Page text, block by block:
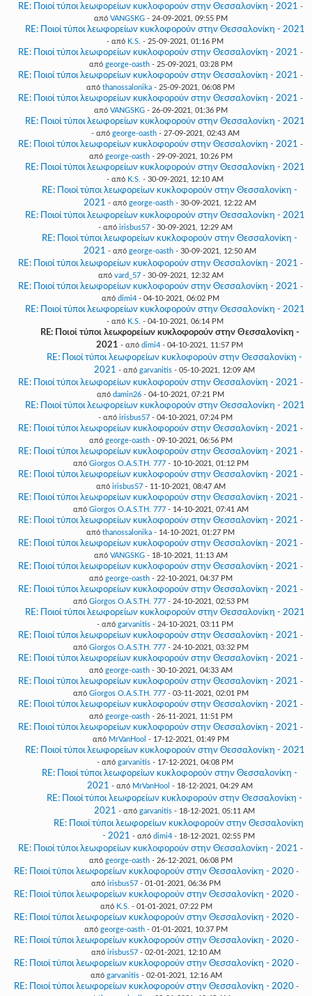
RE: Ποιοί τύποι λεωφορείων κυκλοφορούν στην Θεσσαλονίκη - 2021 -
από VANGSKG- 24-09-2021, 09:55 PM
RE: Ποιοί τύποι λεωφορείων κυκλοφορούν στην Θεσσαλονίκη - 2021
- από K.S. - 25-09-2021, 01:16 PM
RE: Ποιοί τύποι λεωφορείων κυκλοφορούν στην Θεσσαλονίκη - 2021 -
από george-oasth- 25-09-2021, 03:28 PM
RE: Ποιοί τύποι λεωφορείων κυκλοφορούν στην Θεσσαλονίκη - 2021 -
από thanossalonika - 25-09-2021, 06:08 PM
RE: Ποιοί τύποι λεωφορείων κυκλοφορούν στην Θεσσαλονίκη - 2021 -
από VANGSKG- 26-09-2021, 01:36 PM
RE: Ποιοί τύποι λεωφορείων κυκλοφορούν στην Θεσσαλονίκη - 2021
- από george-oasth- 27-09-2021, 02:43 AM
RE: Ποιοί τύποι λεωφορείων κυκλοφορούν στην Θεσσαλονίκη - 2021 -
από george-oasth- 29-09-2021, 10:26 PM
RE: Ποιοί τύποι λεωφορείων κυκλοφορούν στην Θεσσαλονίκη - 2021
- από K.S. - 30-09-2021, 12:10 AM
RE: Ποιοί τύποι λεωφορείων κυκλοφορούν στην Θεσσαλονίκη -
2021 - από george-oasth- 30-09-2021, 12:22 AM
RE: Ποιοί τύποι λεωφορείων κυκλοφορούν στην Θεσσαλονίκη - 2021
- από irisbus57- 30-09-2021, 12:29 AM
RE: Ποιοί τύποι λεωφορείων κυκλοφορούν στην Θεσσαλονίκη -
2021 - από george-oasth- 30-09-2021, 12:50 AM
RE: Ποιοί τύποι λεωφορείων κυκλοφορούν στην Θεσσαλονίκη - 2021 -
από vard_57- 30-09-2021, 12:32 AM
RE: Ποιοί τύποι λεωφορείων κυκλοφορούν στην Θεσσαλονίκη - 2021 -
από dimi4 - 04-10-2021, 06:02 PM
RE: Ποιοί τύποι λεωφορείων κυκλοφορούν στην Θεσσαλονίκη - 2021
- από K.S. - 04-10-2021, 06:14 PM
RE: Ποιοί τύποι λεωφορείων κυκλοφορούν στην Θεσσαλονίκη -
2021 - από dimi4 - 04-10-2021, 11:57 PM
RE: Ποιοί τύποι λεωφορείων κυκλοφορούν στην Θεσσαλονίκη -
2021 - από garvanitis- 05-10-2021, 12:09 AM
RE: Ποιοί τύποι λεωφορείων κυκλοφορούν στην Θεσσαλονίκη - 2021 -
από damin26 - 04-10-2021, 07:21 PM
RE: Ποιοί τύποι λεωφορείων κυκλοφορούν στην Θεσσαλονίκη - 2021
- από irisbus57- 04-10-2021, 07:24 PM
RE: Ποιοί τύποι λεωφορείων κυκλοφορούν στην Θεσσαλονίκη - 2021 -
από george-oasth- 09-10-2021, 06:56 PM
RE: Ποιοί τύποι λεωφορείων κυκλοφορούν στην Θεσσαλονίκη - 2021 -
από Giorgos O.A.S.TH. 777- 10-10-2021, 01:12 PM
RE: Ποιοί τύποι λεωφορείων κυκλοφορούν στην Θεσσαλονίκη - 2021 -
από irisbus57- 11-10-2021, 08:47 AM
RE: Ποιοί τύποι λεωφορείων κυκλοφορούν στην Θεσσαλονίκη - 2021 -
από Giorgos O.A.S.TH. 777- 14-10-2021, 07:41 AM
RE: Ποιοί τύποι λεωφορείων κυκλοφορούν στην Θεσσαλονίκη - 2021 -
από thanossalonika - 14-10-2021, 01:27 PM
RE: Ποιοί τύποι λεωφορείων κυκλοφορούν στην Θεσσαλονίκη - 2021 -
από VANGSKG- 18-10-2021, 11:13 AM
RE: Ποιοί τύποι λεωφορείων κυκλοφορούν στην Θεσσαλονίκη - 2021 -
από george-oasth- 22-10-2021, 04:37 PM
RE: Ποιοί τύποι λεωφορείων κυκλοφορούν στην Θεσσαλονίκη - 2021 -
από Giorgos O.A.S.TH. 777- 24-10-2021, 02:53 PM
RE: Ποιοί τύποι λεωφορείων κυκλοφορούν στην Θεσσαλονίκη - 2021
- από garvanitis - 24-10-2021, 03:11 PM
RE: Ποιοί τύποι λεωφορείων κυκλοφορούν στην Θεσσαλονίκη - 2021 -
από Giorgos O.A.S.TH. 777- 24-10-2021, 03:32 PM
RE: Ποιοί τύποι λεωφορείων κυκλοφορούν στην Θεσσαλονίκη - 2021 -
από george-oasth- 30-10-2021, 04:33 AM
RE: Ποιοί τύποι λεωφορείων κυκλοφορούν στην Θεσσαλονίκη - 2021 -
από Giorgos O.A.S.TH. 777- 03-11-2021, 02:01 PM
RE: Ποιοί τύποι λεωφορείων κυκλοφορούν στην Θεσσαλονίκη - 2021 -
από george-oasth- 26-11-2021, 11:51 PM
RE: Ποιοί τύποι λεωφορείων κυκλοφορούν στην Θεσσαλονίκη - 2021 -
από MrVanHool - 17-12-2021, 01:49 PM
RE: Ποιοί τύποι λεωφορείων κυκλοφορούν στην Θεσσαλονίκη - 2021
- από garvanitis - 17-12-2021, 04:08 PM
RE: Ποιοί τύποι λεωφορείων κυκλοφορούν στην Θεσσαλονίκη -
2021 - από MrVanHool - 18-12-2021, 04:29 AM
RE: Ποιοί τύποι λεωφορείων κυκλοφορούν στην Θεσσαλονίκη -
2021 - από garvanitis- 18-12-2021, 05:11 AM
RE: Ποιοί τύποι λεωφορείων κυκλοφορούν στην Θεσσαλονίκη
- 2021 - από dimi4 - 18-12-2021, 02:55 PM
RE: Ποιοί τύποι λεωφορείων κυκλοφορούν στην Θεσσαλονίκη - 2021 -
από george-oasth- 26-12-2021, 06:08 PM
RE: Ποιοί τύποι λεωφορείων κυκλοφορούν στην Θεσσαλονίκη - 2020 -
από irisbus57 - 01-01-2021, 06:36 PM
RE: Ποιοί τύποι λεωφορείων κυκλοφορούν στην Θεσσαλονίκη - 2020 -
από K.S. - 01-01-2021, 07:22 PM
RE: Ποιοί τύποι λεωφορείων κυκλοφορούν στην Θεσσαλονίκη - 2020 -
από george-oasth - 01-01-2021, 10:37 PM
RE: Ποιοί τύποι λεωφορείων κυκλοφορούν στην Θεσσαλονίκη - 2020 -
από irisbus57 - 02-01-2021, 12:10 AM
RE: Ποιοί τύποι λεωφορείων κυκλοφορούν στην Θεσσαλονίκη - 2020 -
από garvanitis- 02-01-2021, 12:16 AM
RE: Ποιοί τύποι λεωφορείων κυκλοφορούν στην Θεσσαλονίκη - 2020 -